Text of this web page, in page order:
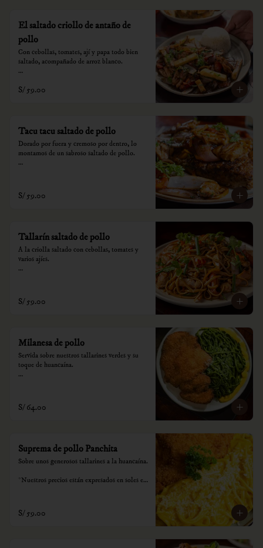
El saltado criollo de antaño de
pollo
Con cebollas, tomates, ají y papa todo bien
saltado, acompañado de arroz blanco.
incluyen impuestos de ley y recargo al
S/ 59.00
Tacu tacu saltado de pollo
Dorado por fuera y cremoso por dentro, lo
montamos de un sabroso saltado de pollo.
consumo.
S/ 59.00
Tallarín saltado de pollo
A la criolla saltado con cebollas, tomates y
varios ajíes.
consumo.
S/ 59.00
Milanesa de pollo
Servida sobre nuestros tallarines verdes y su
toque de huancaína.
consumo.
S/ 64.00
Suprema de pollo Panchita
Sobre unos generosos tallarines a la huancaína.
*Nuestros precios están expresados en soles e
S/ 59.00